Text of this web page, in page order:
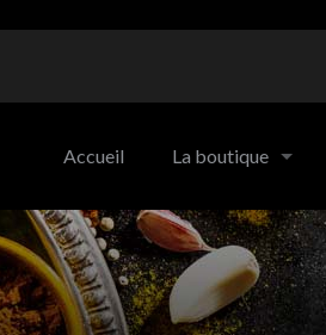
Accueil La boutique